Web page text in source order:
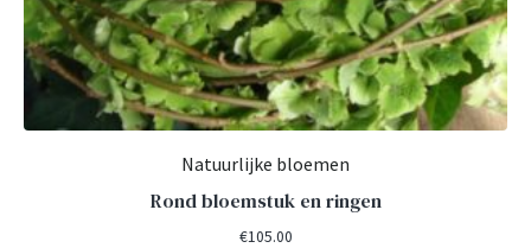
Natuurlijke bloemen
Rond bloemstuk en ringen
€105.00